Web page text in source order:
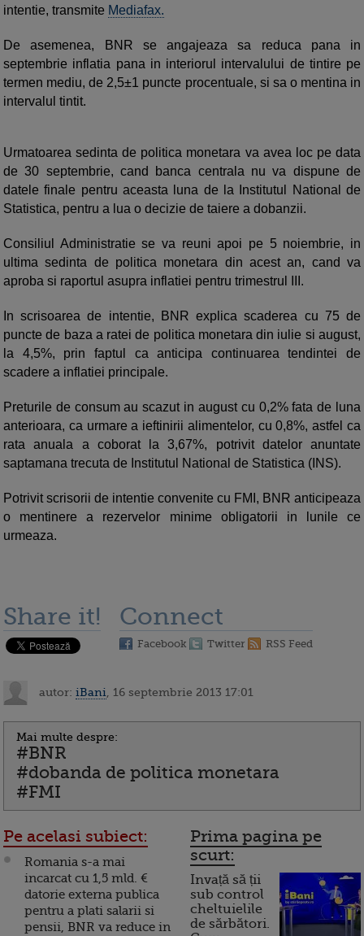
intentie, transmite Mediafax.
De asemenea, BNR se angajeaza sa reduca pana in
septembrie inflatia pana in interiorul intervalului de tintire pe
termen mediu, de 2,5±1 puncte procentuale, si sa o mentina in
intervalul tintit.
Urmatoarea sedinta de politica monetara va avea loc pe data
de 30 septembrie, cand banca centrala nu va dispune de
datele finale pentru aceasta luna de la Institutul National de
Statistica, pentru a lua o decizie de taiere a dobanzii.
Consiliul Administratie se va reuni apoi pe 5 noiembrie, in
ultima sedinta de politica monetara din acest an, cand va
aproba si raportul asupra inflatiei pentru trimestrul III.
In scrisoarea de intentie, BNR explica scaderea cu 75 de
puncte de baza a ratei de politica monetara din iulie si august,
la 4,5%, prin faptul ca anticipa continuarea tendintei de
scadere a inflatiei principale.
Preturile de consum au scazut in august cu 0,2% fata de luna
anterioara, ca urmare a ieftinirii alimentelor, cu 0,8%, astfel ca
rata anuala a coborat la 3,67%, potrivit datelor anuntate
saptamana trecuta de Institutul National de Statistica (INS).
Potrivit scrisorii de intentie convenite cu FMI, BNR anticipeaza
o mentinere a rezervelor minime obligatorii in lunile ce
urmeaza.
Share it! Connect
Facebook Twitter RSS Feed
autor: iBani , 16 septembrie 2013 17:01
Mai multe despre:
#BNR
#dobanda de politica monetara
#FMI
Pe acelasi subiect:
Romania s-a mai
incarcat cu 1,5 mld. €
datorie externa publica
pentru a plati salarii si
pensii, BNR va reduce in
Prima pagina pe
scurt:
Invață să ții
sub control
cheltuielile
de sărbători.